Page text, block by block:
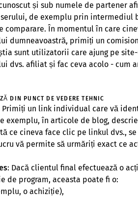
și sub numele de partener
de exemplu prin intermediul
comparare. În momentul în care
dumneavoastră, primiți un
sunt utilizatorii care ajung pe
dvs. afiliat și fac ceva acolo - cum
DIN PUNCT DE VEDERE TEHNIC
Primiți un link individual care vă
exemplu, în articole de blog,
ce cineva face clic pe linkul dvs.,
vă permite să urmăriți exact ce
: Dacă clientul final efectuează o
de program, aceasta poate fi o:
o achiziție),